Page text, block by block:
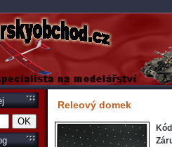
Releový domek